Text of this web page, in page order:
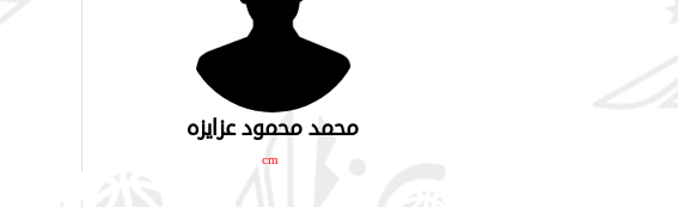
محمد محمود عزايزه
cm